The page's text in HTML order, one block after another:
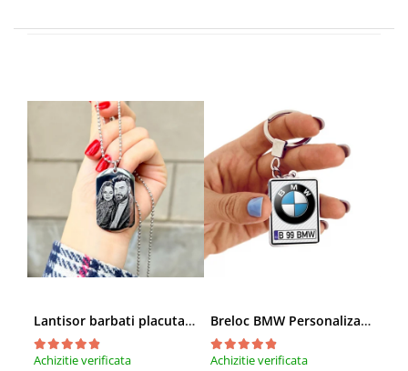
Lantisor barbati placuta army (inox)
Achizitie verificata
Breloc BMW Personalizat cu Marca si Numarul Masinii
Achizitie verificata